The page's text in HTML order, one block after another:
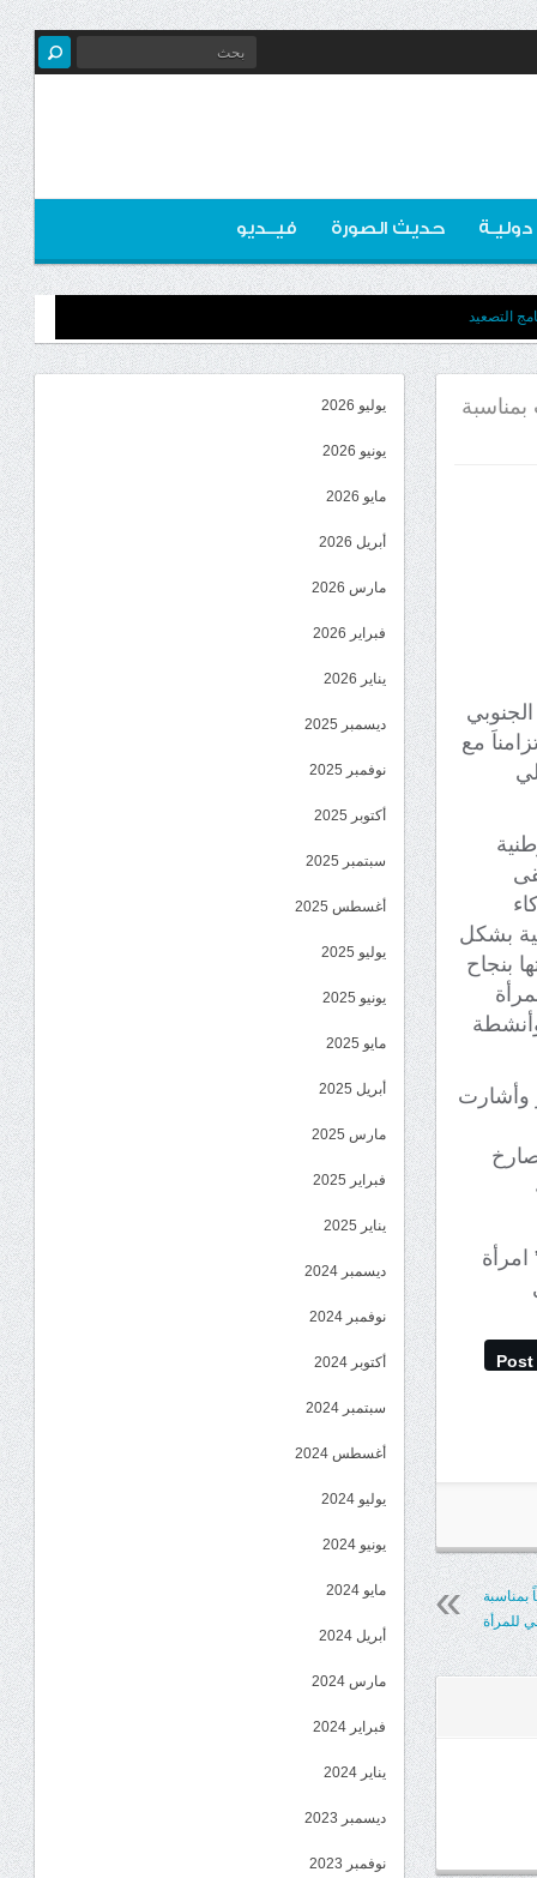
دوليـة حديث الصورة فيــديو
التصعيد
مع
بشكل
بنجاح
وأشارت
عدد من الكلمات والفقرات المتنوعة حيث جرى تكريم عدد “40” امرأة
Post
بمناسبة
للمرأة
يوليو 2026
يونيو 2026
مايو 2026
أبريل 2026
مارس 2026
فبراير 2026
يناير 2026
ديسمبر 2025
نوفمبر 2025
أكتوبر 2025
سبتمبر 2025
أغسطس 2025
يوليو 2025
يونيو 2025
مايو 2025
أبريل 2025
مارس 2025
فبراير 2025
يناير 2025
ديسمبر 2024
نوفمبر 2024
أكتوبر 2024
سبتمبر 2024
أغسطس 2024
يوليو 2024
يونيو 2024
مايو 2024
أبريل 2024
مارس 2024
فبراير 2024
يناير 2024
ديسمبر 2023
نوفمبر 2023